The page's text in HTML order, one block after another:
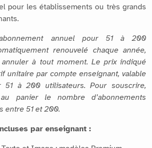
pour les établissements ou très grands
annuel pour 51 à 200
renouvelé chaque année,
à tout moment. Le prix indiqué
unitaire par compte enseignant, valable
51 à 200 utilisateurs. Pour souscrire,
panier le nombre d’abonnements
entre 51 et 200.
par enseignant :